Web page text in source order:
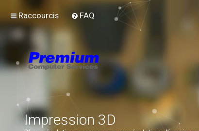
Raccourcis FAQ
Impression 3D